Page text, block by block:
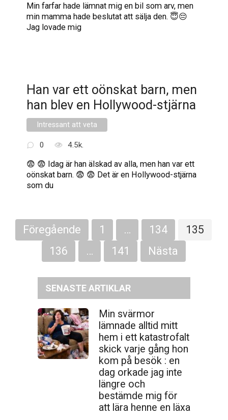
Min farfar hade lämnat mig en bil som arv, men
min mamma hade beslutat att sälja den. 😇😔
Jag lovade mig
Han var ett oönskat barn, men
han blev en Hollywood-stjärna
Intressant att veta
0 4.5k.
😨 😨 Idag är han älskad av alla, men han var ett
oönskat barn. 😨 😨 Det är en Hollywood-stjärna
som du
Sidnumrering
Föregående 1 … 134
135
136
… 141 Nästa
SENASTE ARTIKLAR
Min svärmor
lämnade alltid mitt
hem i ett katastrofalt
skick varje gång hon
kom på besök : en
dag orkade jag inte
längre och
bestämde mig för
att lära henne en läxa